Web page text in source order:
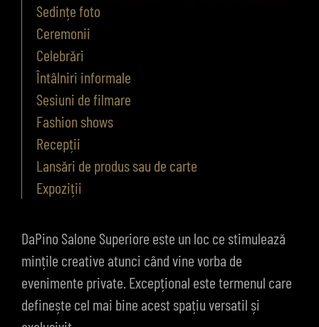
Sedințe foto
Ceremonii
Celebrări
Întâlniri informale
Sesiuni de filmare
Fashion shows
Recepții
Lansări de produs sau de carte
Expoziții
DaPino Salone Superiore este un loc ce stimulează
mințile creative atunci când vine vorba de
evenimente private. Excepțional este termenul care
definește cel mai bine acest spațiu versatil și